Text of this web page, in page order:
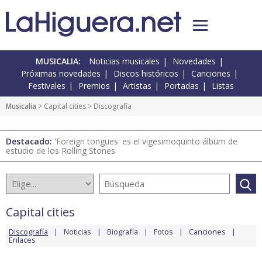
MUSICALIA: Noticias musicales
Novedades
Próximas novedades
Discos históricos
Canciones
Festivales
Premios Artistas Portadas Listas
Musicalia > Capital cities > Discografía
Destacado: 'Foreign tongues' es el vigesimoquinto álbum de
estudio de los Rolling Stones
Capital cities
Discografía Noticias Biografía Fotos Canciones
Enlaces